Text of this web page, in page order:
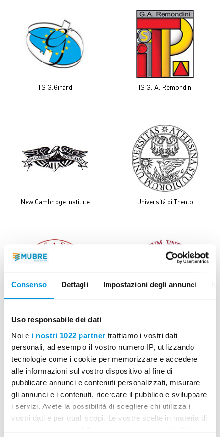
Consenso Dettagli Impostazioni degli annunci
Uso responsabile dei dati
Noi e i nostri 1022 partner trattiamo i vostri dati
personali, ad esempio il vostro numero IP, utilizzando
tecnologie come i cookie per memorizzare e accedere
alle informazioni sul vostro dispositivo al fine di
pubblicare annunci e contenuti personalizzati, misurare
gli annunci e i contenuti, ricercare il pubblico e sviluppare
i servizi. Avete la possibilità di scegliere chi utilizza i
vostri dati e per quali scopi. Le vostre scelte in materia di
privacy sono applicabili solo su questa proprietà digitale
ITS G.Girardi IIS G. A. Remondini
New Cambridge Institute Università di Trento
Università di Padova
Scuola Costruzioni Vicenza
Scuola Edile C.P.T